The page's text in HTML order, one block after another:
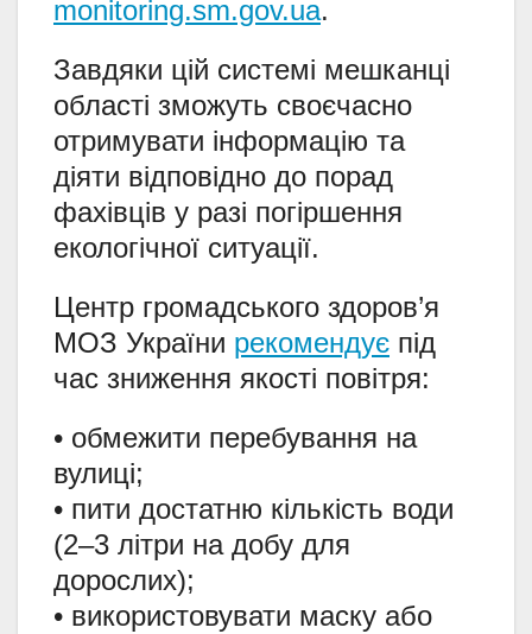
monitoring.sm.gov.ua.
Завдяки цій системі мешканці
області зможуть своєчасно
отримувати інформацію та
діяти відповідно до порад
фахівців у разі погіршення
екологічної ситуації.
Центр громадського здоров’я
МОЗ України рекомендує під
час зниження якості повітря:
• обмежити перебування на
вулиці;
• пити достатню кількість води
(2–3 літри на добу для
дорослих);
• використовувати маску або